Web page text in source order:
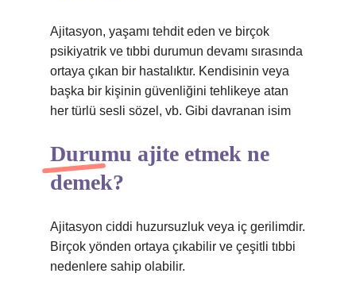
Ajitasyon, yaşamı tehdit eden ve birçok
psikiyatrik ve tıbbi durumun devamı sırasında
ortaya çıkan bir hastalıktır. Kendisinin veya
başka bir kişinin güvenliğini tehlikeye atan
her türlü sesli sözel, vb. Gibi davranan isim
Durumu ajite etmek ne
demek?
Ajitasyon ciddi huzursuzluk veya iç gerilimdir.
Birçok yönden ortaya çıkabilir ve çeşitli tıbbi
nedenlere sahip olabilir.